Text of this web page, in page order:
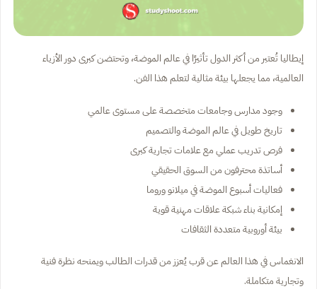
إيطاليا تُعتبر من أكثر الدول تأثيرًا في عالم الموضة، وتحتضن كبرى دور الأزياء
العالمية، مما يجعلها بيئة مثالية لتعلم هذا الفن.
وجود مدارس وجامعات متخصصة على مستوى عالمي
تاريخ طويل في عالم الموضة والتصميم
فرص تدريب عملي مع علامات تجارية كبرى
أساتذة محترفون من السوق الحقيقي
فعاليات أسبوع الموضة في ميلانو وروما
إمكانية بناء شبكة علاقات مهنية قوية
بيئة أوروبية متعددة الثقافات
الانغماس في هذا العالم عن قرب يُعزز من قدرات الطالب ويمنحه نظرة فنية
وتجارية متكاملة.